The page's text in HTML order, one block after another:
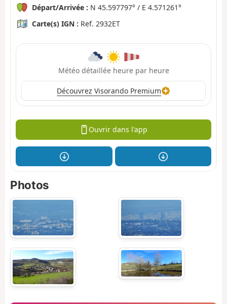
Départ/Arrivée : N 45.597797° / E 4.571261°
Carte(s) IGN : Ref. 2932ET
Météo détaillée heure par heure
Découvrez Visorando Premium
Ouvrir dans l'app
Photos